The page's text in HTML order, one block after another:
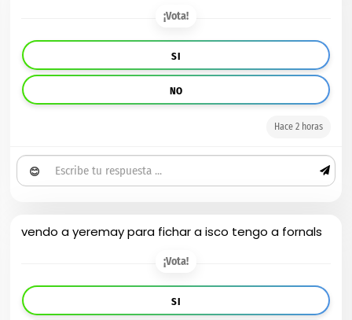
¡Vota!
SI
NO
Hace 2 horas
😊
vendo a yeremay para fichar a isco tengo a fornals
¡Vota!
SI